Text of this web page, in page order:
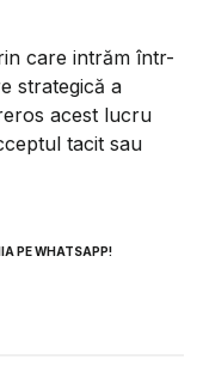
care intrăm într-
strategică a
acest lucru
tacit sau
PE WHATSAPP!